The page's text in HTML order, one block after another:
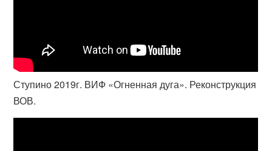
Ступино 2019г. ВИФ «Огненная дуга». Реконструкция
ВОВ.